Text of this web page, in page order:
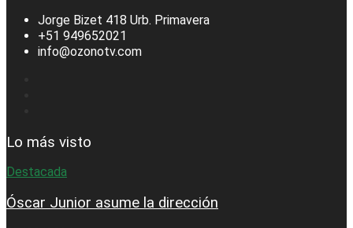
Jorge Bizet 418 Urb. Primavera
+51 949652021
info@ozonotv.com
Lo más visto
Destacada
Óscar Junior asume la dirección